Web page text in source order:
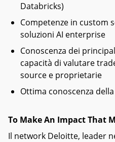
Databricks)
Competenze in custom
soluzioni AI enterprise
Conoscenza dei
capacità di valutare
source e proprietarie
Ottima conoscenza
To Make An Impact That
Il network Deloitte, leader